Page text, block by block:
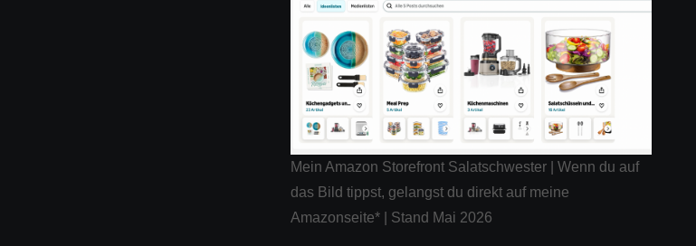
Mein Amazon Storefront Salatschwester | Wenn du auf
das Bild tippst, gelangst du direkt auf meine
Amazonseite* | Stand Mai 2026